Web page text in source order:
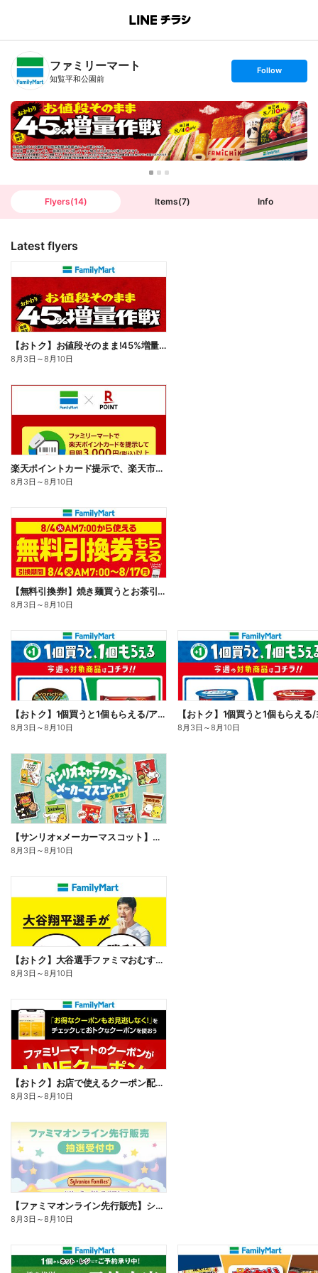
B
n
T
ファミリーマート
知覧平和公園前
s
t
o
l
l
o
w
Follow
Flyers(14) Items(7) Info
Latest flyers
【おトク】お値段そのまま!45%増量作戦!
8月3日 ～8月10日
楽天ポイントカード提示で、楽天市場でのお買い物がおトクに!
8月3日 ～8月10日
【無料引換券!】焼き麺買うとお茶引換券貰える!
8月3日 ～8月10日
【おトク】1個買うと1個もらえる/アイス
8月3日 ～8月10日 8月3日 ～8月10日
【サンリオ×メーカーマスコット】オリジナルグッズ貰える!
8月3日 ～8月10日
【おトク】大谷選手ファミマおむすび割
8月3日 ～8月10日
【おトク】お店で使えるクーポン配信中
8月3日 ～8月10日
【ファミマオンライン先行販売】シルバニアファミリー
8月3日 ～8月10日